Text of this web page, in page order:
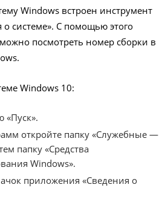
Windows встроен инструмент
системе». С помощью этого
можно посмотреть номер сборки в
Windows 10:
«Пуск».
откройте папку «Служебные —
папку «Средства
Windows».
приложения «Сведения о